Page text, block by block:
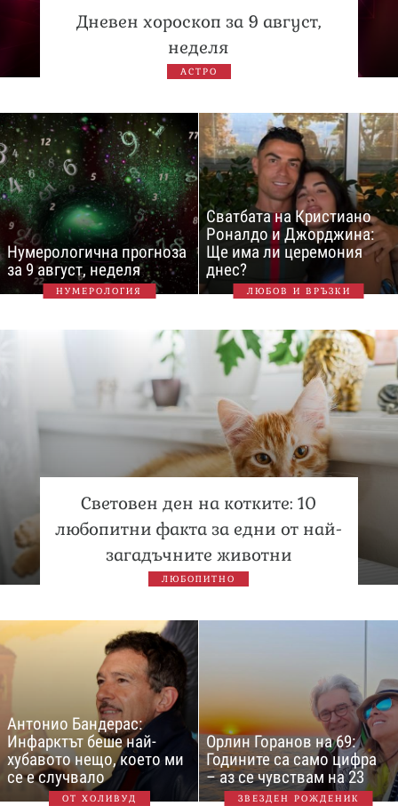
Дневен хороскоп за 9 август,
неделя
АСТРО
Нумерологична прогноза
за 9 август, неделя
НУМЕРОЛОГИЯ
Сватбата на Кристиано
Роналдо и Джорджина:
Ще има ли церемония
днес?
ЛЮБОВ И ВРЪЗКИ
Световен ден на котките: 10
любопитни факта за едни от най-
загадъчните животни
ЛЮБОПИТНО
Антонио Бандерас:
Инфарктът беше най-
хубавото нещо, което ми
се е случвало
ОТ ХОЛИВУД
Орлин Горанов на 69:
Годините са само цифра
– аз се чувствам на 23
ЗВЕЗДЕН РОЖДЕНИК